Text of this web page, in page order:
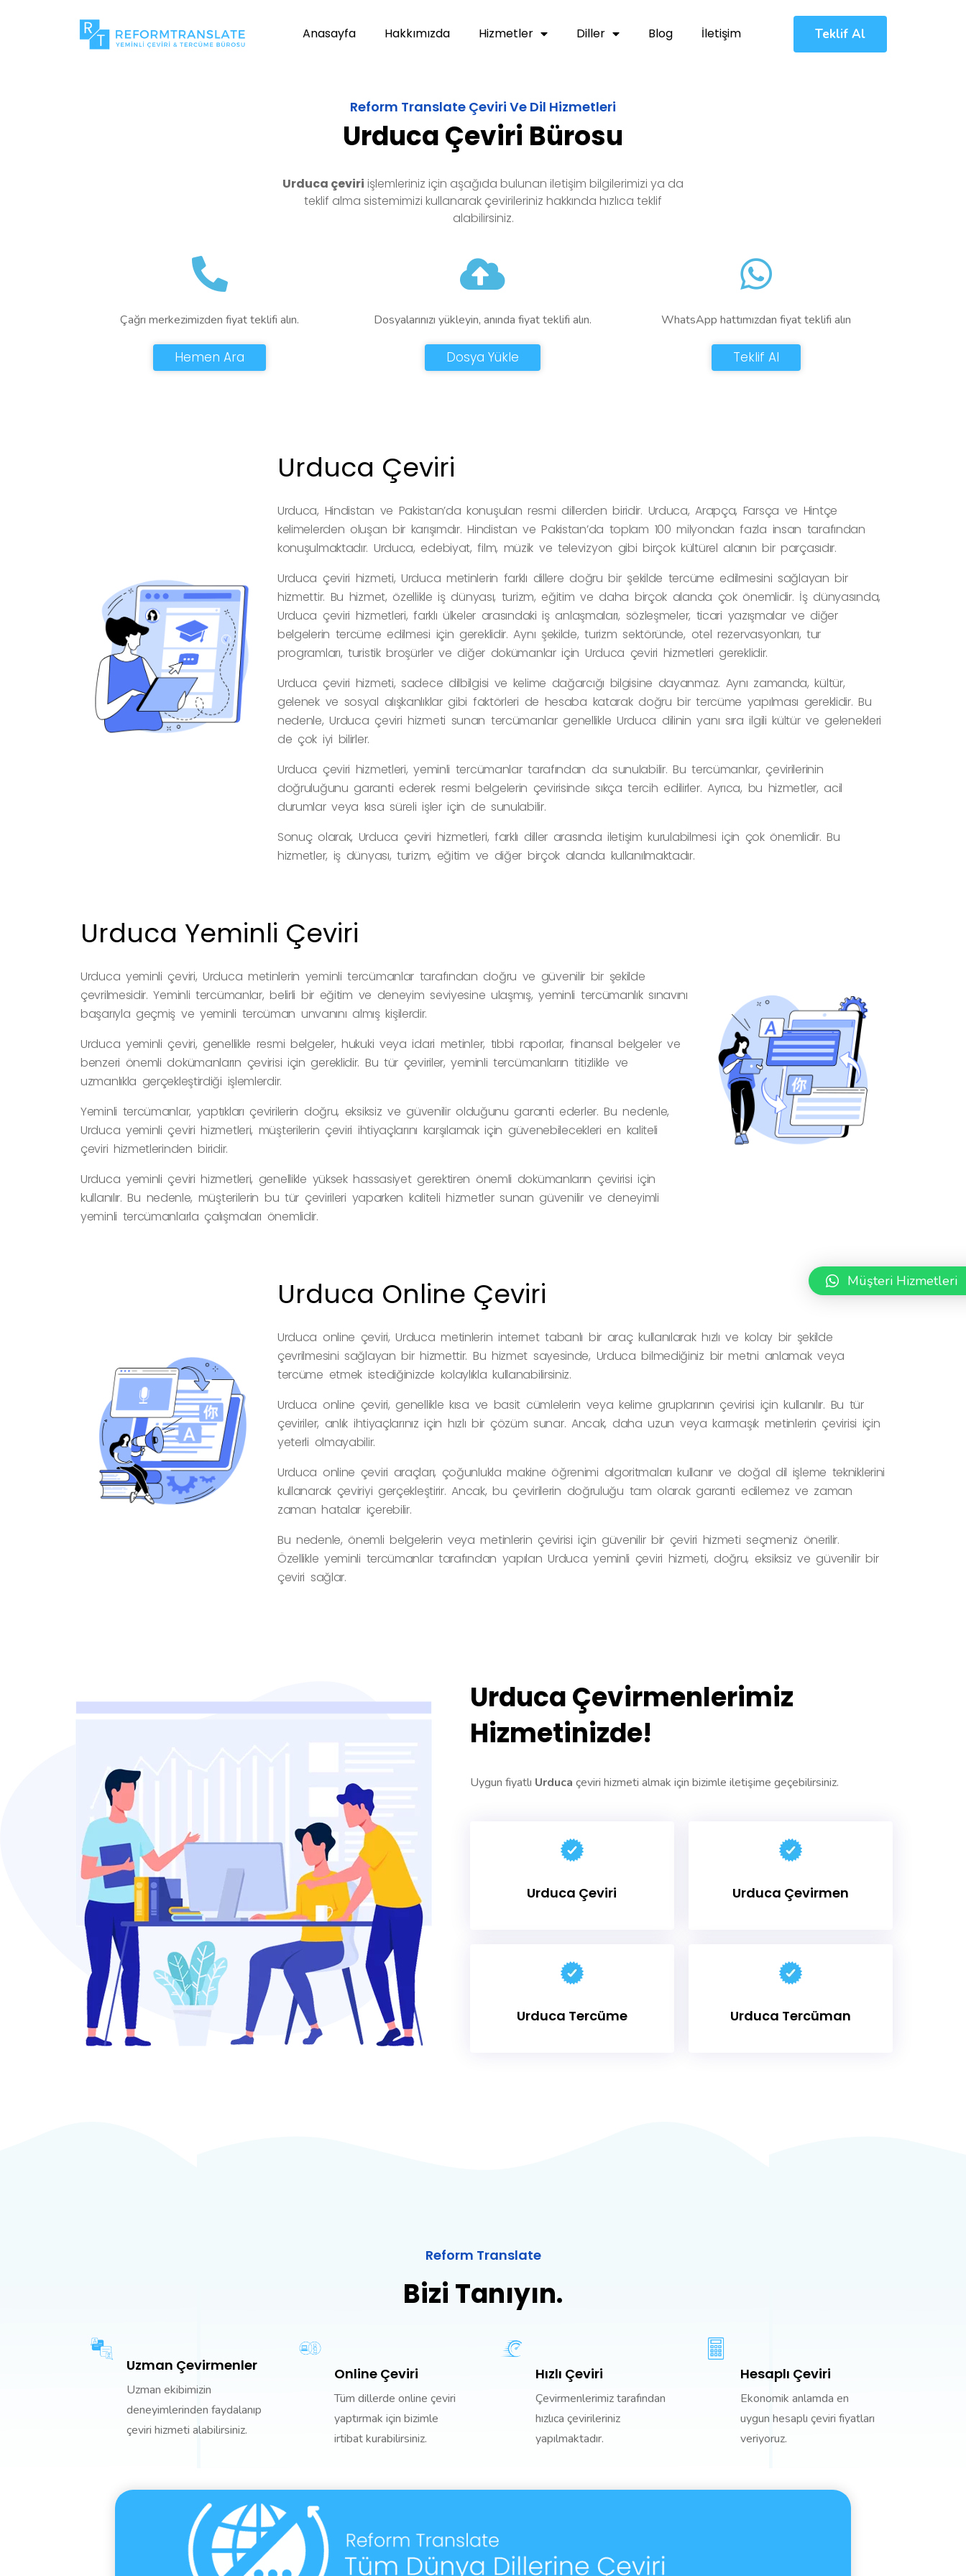
Anasayfa Hakkımızda Hizmetler Diller Blog İletişim Teklif Al
Reform Translate Çeviri Ve Dil Hizmetleri
Urduca Çeviri Bürosu
Urduca çeviri işlemleriniz için aşağıda bulunan iletişim bilgilerimizi ya da
teklif alma sistemimizi kullanarak çevirileriniz hakkında hızlıca teklif
alabilirsiniz.
Çağrı merkezimizden fiyat teklifi alın.
Hemen Ara
Dosyalarınızı yükleyin, anında fiyat teklifi alın.
Dosya Yükle
WhatsApp hattımızdan fiyat teklifi alın
Teklif Al
Urduca Çeviri
Urduca, Hindistan ve Pakistan’da konuşulan resmi dillerden biridir. Urduca, Arapça, Farsça ve Hintçe
kelimelerden oluşan bir karışımdır. Hindistan ve Pakistan’da toplam 100 milyondan fazla insan tarafından
konuşulmaktadır. Urduca, edebiyat, film, müzik ve televizyon gibi birçok kültürel alanın bir parçasıdır.
Urduca çeviri hizmeti, Urduca metinlerin farklı dillere doğru bir şekilde tercüme edilmesini sağlayan bir
hizmettir. Bu hizmet, özellikle iş dünyası, turizm, eğitim ve daha birçok alanda çok önemlidir. İş dünyasında,
Urduca çeviri hizmetleri, farklı ülkeler arasındaki iş anlaşmaları, sözleşmeler, ticari yazışmalar ve diğer
belgelerin tercüme edilmesi için gereklidir. Aynı şekilde, turizm sektöründe, otel rezervasyonları, tur
programları, turistik broşürler ve diğer dokümanlar için Urduca çeviri hizmetleri gereklidir.
Urduca çeviri hizmeti, sadece dilbilgisi ve kelime dağarcığı bilgisine dayanmaz. Aynı zamanda, kültür,
gelenek ve sosyal alışkanlıklar gibi faktörleri de hesaba katarak doğru bir tercüme yapılması gereklidir. Bu
nedenle, Urduca çeviri hizmeti sunan tercümanlar genellikle Urduca dilinin yanı sıra ilgili kültür ve gelenekleri
de çok iyi bilirler.
Urduca çeviri hizmetleri, yeminli tercümanlar tarafından da sunulabilir. Bu tercümanlar, çevirilerinin
doğruluğunu garanti ederek resmi belgelerin çevirisinde sıkça tercih edilirler. Ayrıca, bu hizmetler, acil
durumlar veya kısa süreli işler için de sunulabilir.
Sonuç olarak, Urduca çeviri hizmetleri, farklı diller arasında iletişim kurulabilmesi için çok önemlidir. Bu
hizmetler, iş dünyası, turizm, eğitim ve diğer birçok alanda kullanılmaktadır.
Urduca Yeminli Çeviri
Urduca yeminli çeviri, Urduca metinlerin yeminli tercümanlar tarafından doğru ve güvenilir bir şekilde
çevrilmesidir. Yeminli tercümanlar, belirli bir eğitim ve deneyim seviyesine ulaşmış, yeminli tercümanlık sınavını
başarıyla geçmiş ve yeminli tercüman unvanını almış kişilerdir.
Urduca yeminli çeviri, genellikle resmi belgeler, hukuki veya idari metinler, tıbbi raporlar, finansal belgeler ve
benzeri önemli dokümanların çevirisi için gereklidir. Bu tür çeviriler, yeminli tercümanların titizlikle ve
uzmanlıkla gerçekleştirdiği işlemlerdir.
Yeminli tercümanlar, yaptıkları çevirilerin doğru, eksiksiz ve güvenilir olduğunu garanti ederler. Bu nedenle,
Urduca yeminli çeviri hizmetleri, müşterilerin çeviri ihtiyaçlarını karşılamak için güvenebilecekleri en kaliteli
çeviri hizmetlerinden biridir.
Urduca yeminli çeviri hizmetleri, genellikle yüksek hassasiyet gerektiren önemli dokümanların çevirisi için
kullanılır. Bu nedenle, müşterilerin bu tür çevirileri yaparken kaliteli hizmetler sunan güvenilir ve deneyimli
yeminli tercümanlarla çalışmaları önemlidir.
Urduca Online Çeviri
Urduca online çeviri, Urduca metinlerin internet tabanlı bir araç kullanılarak hızlı ve kolay bir şekilde
çevrilmesini sağlayan bir hizmettir. Bu hizmet sayesinde, Urduca bilmediğiniz bir metni anlamak veya
tercüme etmek istediğinizde kolaylıkla kullanabilirsiniz.
Urduca online çeviri, genellikle kısa ve basit cümlelerin veya kelime gruplarının çevirisi için kullanılır. Bu tür
çeviriler, anlık ihtiyaçlarınız için hızlı bir çözüm sunar. Ancak, daha uzun veya karmaşık metinlerin çevirisi için
yeterli olmayabilir.
Urduca online çeviri araçları, çoğunlukla makine öğrenimi algoritmaları kullanır ve doğal dil işleme tekniklerini
kullanarak çeviriyi gerçekleştirir. Ancak, bu çevirilerin doğruluğu tam olarak garanti edilemez ve zaman
zaman hatalar içerebilir.
Bu nedenle, önemli belgelerin veya metinlerin çevirisi için güvenilir bir çeviri hizmeti seçmeniz önerilir.
Özellikle yeminli tercümanlar tarafından yapılan Urduca yeminli çeviri hizmeti, doğru, eksiksiz ve güvenilir bir
çeviri sağlar.
Urduca Çevirmenlerimiz
Hizmetinizde!
Uygun fiyatlı Urduca çeviri hizmeti almak için bizimle iletişime geçebilirsiniz.
Urduca Çeviri Urduca Çevirmen
Urduca Tercüme Urduca Tercüman
Reform Translate
Bizi Tanıyın.
Uzman Çevirmenler
Uzman ekibimizin
deneyimlerinden faydalanıp
çeviri hizmeti alabilirsiniz.
Online Çeviri
Tüm dillerde online çeviri
yaptırmak için bizimle
irtibat kurabilirsiniz.
Hızlı Çeviri
Çevirmenlerimiz tarafından
hızlıca çevirileriniz
yapılmaktadır.
Hesaplı Çeviri
Ekonomik anlamda en
uygun hesaplı çeviri fiyatları
veriyoruz.
Müşteri Hizmetleri